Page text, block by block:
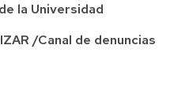
la Universidad
/Canal de denuncias